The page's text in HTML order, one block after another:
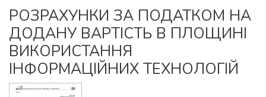
Statistics
РОЗРАХУНКИ ЗА ПОДАТКОМ НА
ДОДАНУ ВАРТІСТЬ В ПЛОЩИНІ
ВИКОРИСТАННЯ
ІНФОРМАЦІЙНИХ ТЕХНОЛОГІЙ